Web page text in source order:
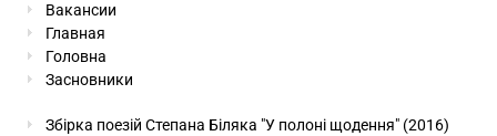
Вакансии
Главная
Головна
Засновники
Збірка поезій Степана Біляка "У полоні щодення" (2016)